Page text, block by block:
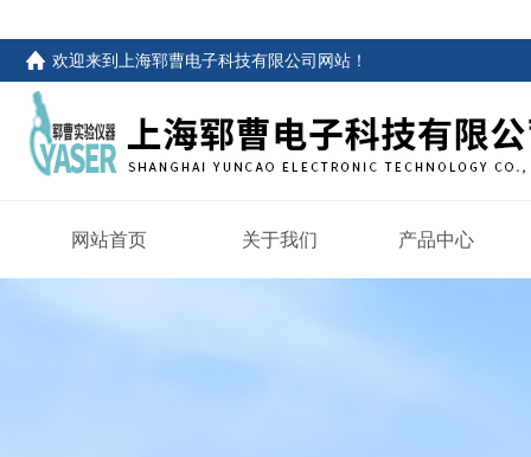
欢迎来到 上海郓曹电子科技有限公司网站 ！
网站首页 关于我们 产品中心